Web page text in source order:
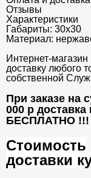
Отзывы
Характеристики
Габариты: 30х30
Материал:
Интернет-
доставку любого
собственной
При заказе на
000 р
БЕСПЛАТНО !!!
Стоимость
доставки